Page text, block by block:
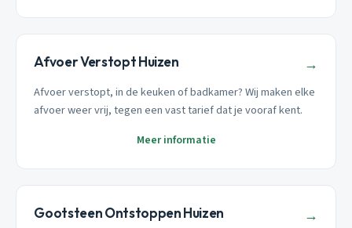
Afvoer Verstopt Huizen →
Afvoer verstopt, in de keuken of badkamer? Wij maken elke
afvoer weer vrij, tegen een vast tarief dat je vooraf kent.
Meer informatie
Gootsteen Ontstoppen Huizen →